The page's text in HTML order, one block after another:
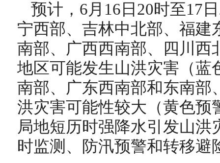
预计，6月16日20时至17
宁西部、吉林中北部、福建
南部、广西西南部、四川西
地区可能发生山洪灾害（蓝
南部、广东西南部和东南部
洪灾害可能性较大（黄色预
局地短历时强降水引发山
时监测、防汛预警和转移避